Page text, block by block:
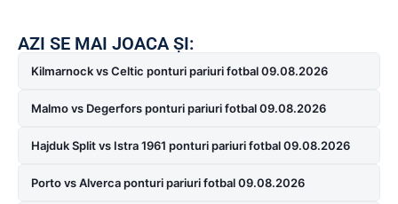
AZI SE MAI JOACA ȘI:
Kilmarnock vs Celtic ponturi pariuri fotbal 09.08.2026
Malmo vs Degerfors ponturi pariuri fotbal 09.08.2026
Hajduk Split vs Istra 1961 ponturi pariuri fotbal 09.08.2026
Porto vs Alverca ponturi pariuri fotbal 09.08.2026